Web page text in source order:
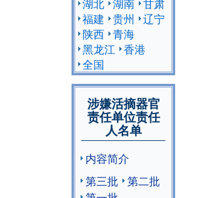
福建 贵州
辽宁
陕西 青海
黑龙江 香港
全国
涉嫌活摘器官
责任单位责任
人名单
内容简介
第三批
第二批